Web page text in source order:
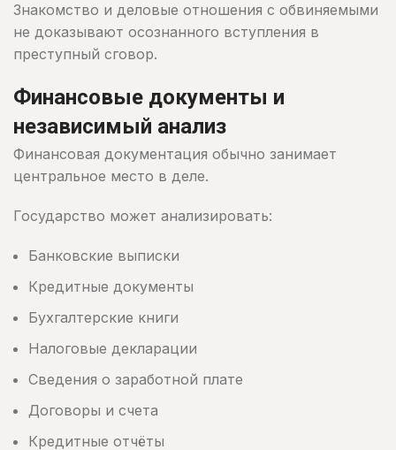
Знакомство и деловые отношения с обвиняемыми
не доказывают осознанного вступления в
преступный сговор.
Финансовые документы и
независимый анализ
Финансовая документация обычно занимает
центральное место в деле.
Государство может анализировать:
Банковские выписки
Кредитные документы
Бухгалтерские книги
Налоговые декларации
Сведения о заработной плате
Договоры и счета
Кредитные отчёты